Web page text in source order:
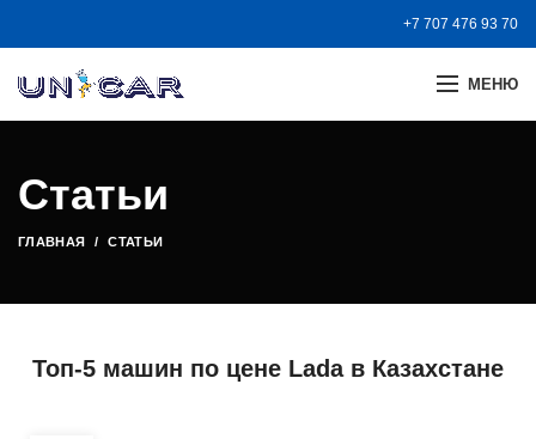
+7 707 476 93 70
МЕНЮ
Статьи
ГЛАВНАЯ СТАТЬИ
Топ-5 машин по цене Lada в Казахстане